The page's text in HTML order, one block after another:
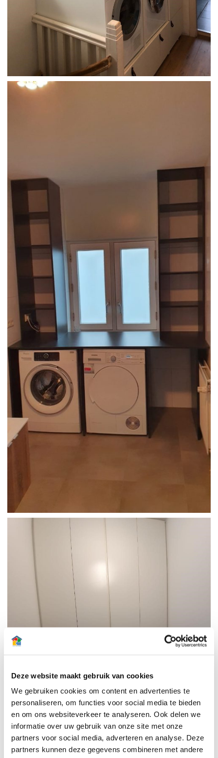
Deze website maakt gebruik van cookies
We gebruiken cookies om content en advertenties te
personaliseren, om functies voor social media te bieden
en om ons websiteverkeer te analyseren. Ook delen we
informatie over uw gebruik van onze site met onze
partners voor social media, adverteren en analyse. Deze
partners kunnen deze gegevens combineren met andere